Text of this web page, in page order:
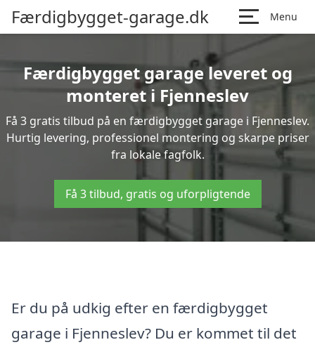
Færdigbygget-garage.dk Menu
Færdigbygget garage leveret og
monteret i Fjenneslev
Få 3 gratis tilbud på en færdigbygget garage i Fjenneslev.
Hurtig levering, professionel montering og skarpe priser
fra lokale fagfolk.
Få 3 tilbud, gratis og uforpligtende
Er du på udkig efter en færdigbygget
garage i Fjenneslev? Du er kommet til det